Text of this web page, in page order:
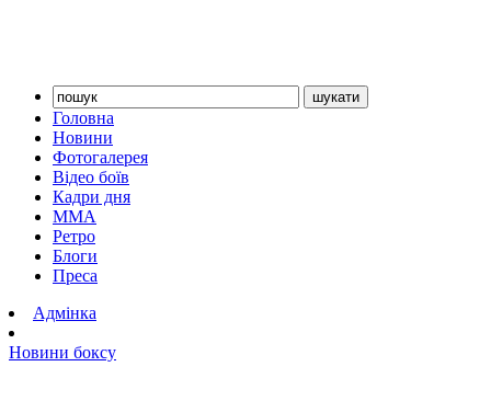
Головна
Новини
Фотогалерея
Відео боїв
Кадри дня
ММА
Ретро
Блоги
Преса
Адмінка
Новини боксу